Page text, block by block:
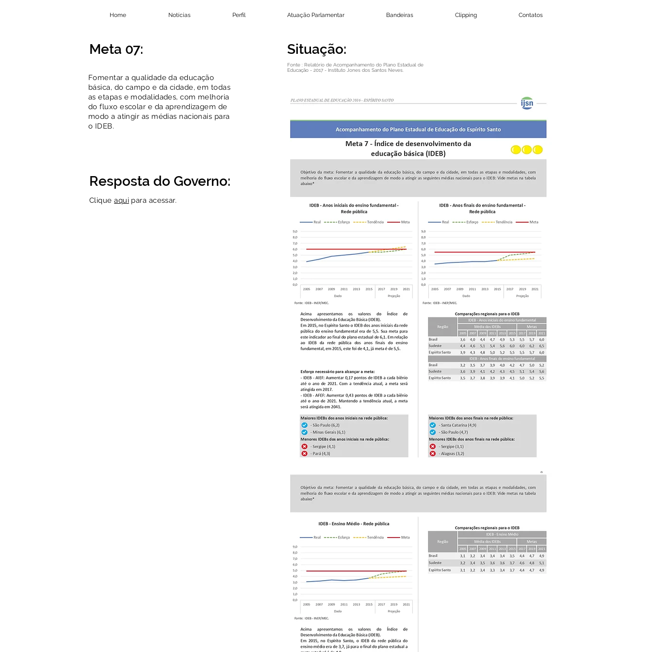
Home Notícias Perfil Atuação Parlamentar Bandeiras Clipping Contatos
Meta 07: Situação:
Fonte : Relatório de Acompanhamento do Plano Estadual de
Educação - 2017 - Instituto Jones dos Santos Neves.
Fomentar a qualidade da educação
básica, do campo e da cidade, em todas
as etapas e modalidades, com melhoria
do fluxo escolar e da aprendizagem de
modo a atingir as médias nacionais para
o IDEB.
Resposta do Governo:
Cliqueaquipara acessar.